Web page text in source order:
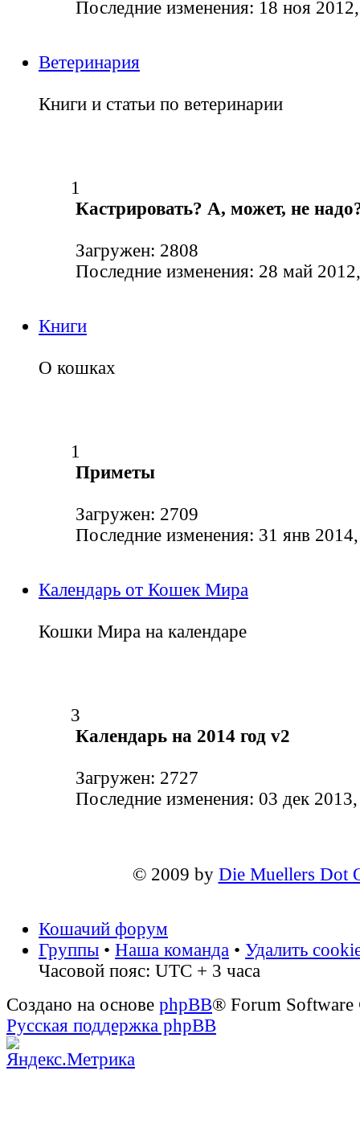
Последние изменения: 18 ноя
Ветеринария
Книги и статьи по ветеринарии
1
Кастрировать? А, может, не
Загружен: 2808
Последние изменения: 28 май
Книги
О кошках
1
Приметы
Загружен: 2709
Последние изменения: 31 янв
Календарь от Кошек Мира
Кошки Мира на календаре
3
Календарь на 2014 год v2
Загружен: 2727
Последние изменения: 03 дек
© 2009 by Die Muellers Dot
Кошачий форум
Группы • Наша команда • Удалить
Часовой пояс: UTC + 3 часа
Создано на основе phpBB® Forum
Русская поддержка phpBB